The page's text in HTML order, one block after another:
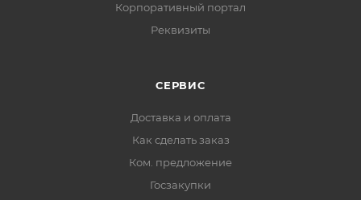
Корпоративный портал
Реквизиты
СЕРВИС
Доставка и оплата
Как сделать заказ
Ком. предложение
Госзакупки